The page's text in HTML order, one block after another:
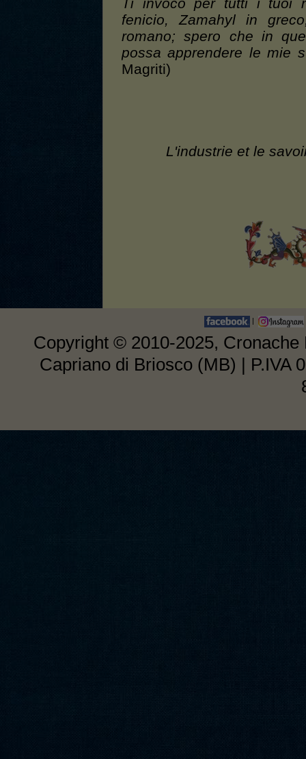
Ti invoco per tutti i tuoi
fenicio, Zamahyl in
romano; spero che in
possa apprendere le mie
Magriti)
L'industrie et le
Copyright © 2010-2025,
Capriano di Briosco (MB) | P.IVA